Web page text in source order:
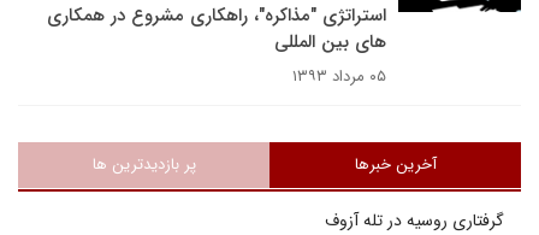
استراتژی "مذاکره"، راهکاری مشروع در همکاری
های بین المللی
۰۵ مرداد ۱۳۹۳
آخرین خبرها پر بازدیدترین ها
گرفتاری روسیه در تله آزوف